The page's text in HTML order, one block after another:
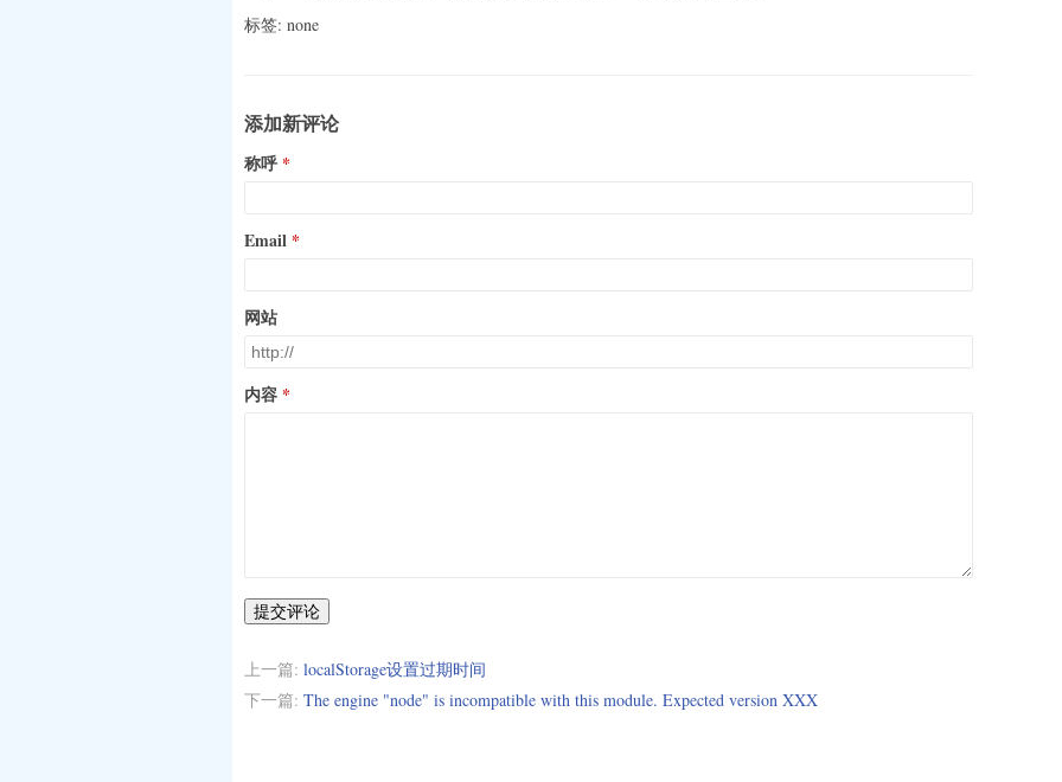
标签: none
添加新评论
称呼
Email
网站
内容
提交评论
上一篇: localStorage设置过期时间
下一篇: The engine "node" is incompatible with this module. Expected version XXX